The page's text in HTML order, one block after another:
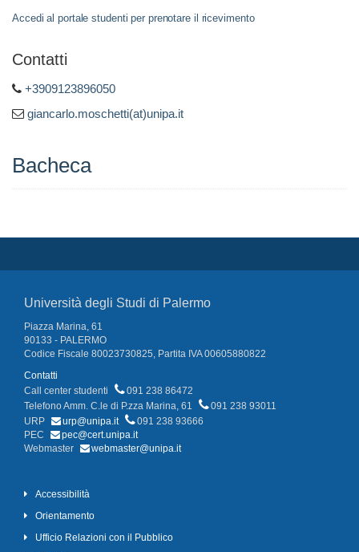
Accedi al portale studenti per prenotare il ricevimento
Contatti
+3909123896050
giancarlo.moschetti(at)unipa.it
Bacheca
Università degli Studi di Palermo
Piazza Marina, 61
90133 - PALERMO
Codice Fiscale 80023730825, Partita IVA 00605880822
Contatti
Call center studenti
091 238 86472
Telefono Amm. C.le di P.zza Marina, 61
091 238 93011
URP
urp@unipa.it
091 238 93666
PEC
pec@cert.unipa.it
Webmaster
webmaster@unipa.it
Accessibilità
Orientamento
Ufficio Relazioni con il Pubblico